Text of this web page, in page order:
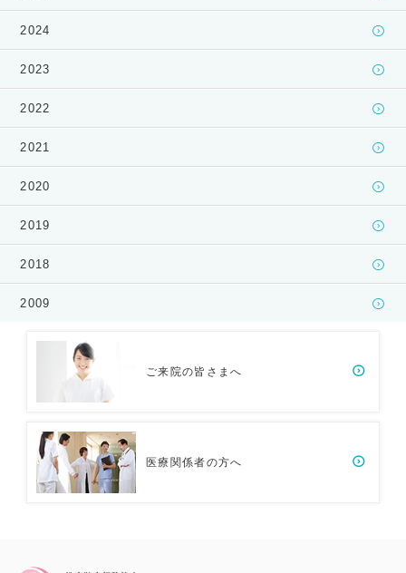
2024
2023
2022
2021
2020
2019
2018
2009
ご来院の皆さまへ
医療関係者の方へ